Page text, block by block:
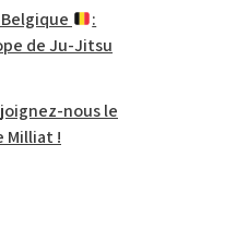
:
de Ju-Jitsu
nous le
Milliat !